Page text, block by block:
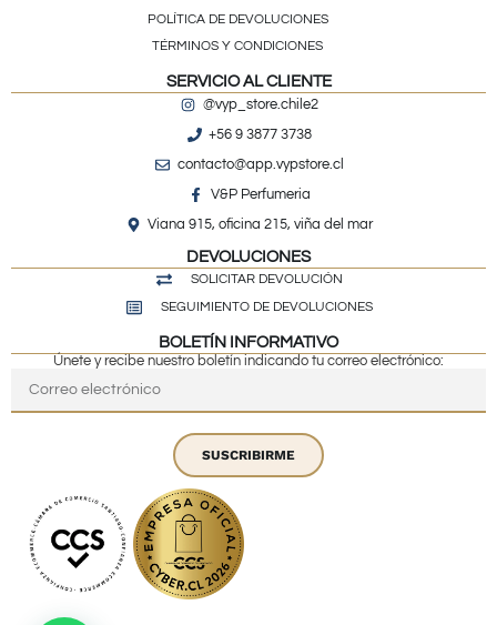
POLÍTICA DE DEVOLUCIONES
TÉRMINOS Y CONDICIONES
SERVICIO AL CLIENTE
@vyp_store.chile2
+56 9 3877 3738
contacto@app.vypstore.cl
V&P Perfumeria
Viana 915, oficina 215, viña del mar
DEVOLUCIONES
SOLICITAR DEVOLUCIÓN
SEGUIMIENTO DE DEVOLUCIONES
BOLETÍN INFORMATIVO
Únete y recibe nuestro boletín indicando tu correo electrónico:
SUSCRIBIRME